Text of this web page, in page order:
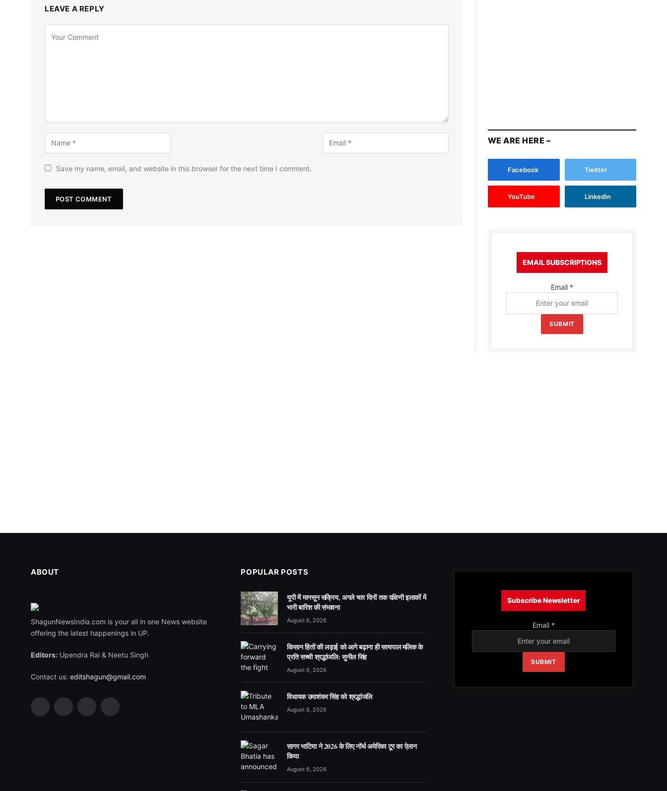
LEAVE A REPLY
Save my name, email, and website in this browser for the next time I comment.
WE ARE HERE –
Facebook Twitter
YouTube LinkedIn
EMAIL SUBSCRIPTIONS
Email *
SUBMIT
ABOUT
ShagunNewsIndia.com is your all in one News website
offering the latest happenings in UP.
Editors: Upendra Rai & Neetu Singh
Contact us: editshagun@gmail.com
Facebook LinkedIn WhatsApp
POPULAR POSTS
यूपी में मानसून सक्रिय, अगले चार दिनों तक दक्षिणी इलाकों में
भारी बारिश की संभावना
August 6, 2026
किसान हितों की लड़ाई को आगे बढ़ाना ही सत्यपाल मलिक के
प्रति सच्ची श्रद्धांजलि: सुनील सिंह
August 6, 2026
विधायक उमाशंकर सिंह को श्रद्धांजलि
August 6, 2026
सागर भाटिया ने 2026 के लिए नॉर्थ अमेरिका टूर का ऐलान
किया
August 6, 2026
Subscribe Newsletter
Email *
SUBMIT